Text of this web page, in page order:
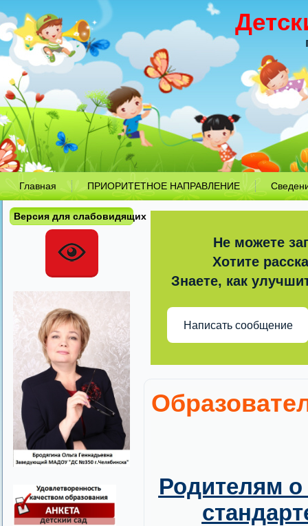
Главная ПРИОРИТЕТНОЕ НАПРАВЛЕНИЕ
Версия для слабовидящих
Не можете
Хотите
Знаете, как
Написать сообщение
Родителям